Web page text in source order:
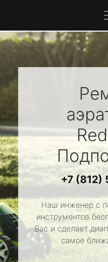
+7 (812)
Наш инженер с
инструментов
Вас и сделает
самое